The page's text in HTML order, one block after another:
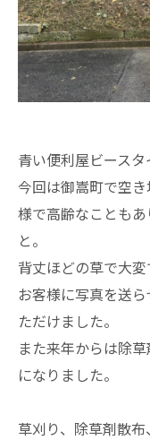
青い便利屋ビースタ
今回は御嵩町で空
様で高齢なことも
と。
背丈ほどの草で大変
お客様に写真を送
ただけました。
また来年からは除
になりました。
草刈り、除草剤散